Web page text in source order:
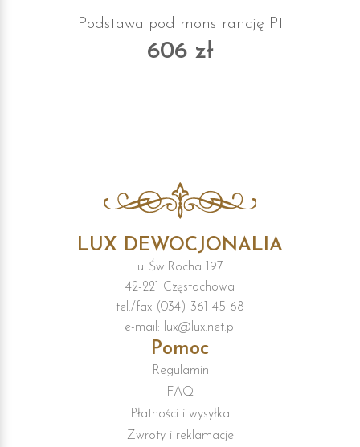
Podstawa pod monstrancję P1
606 zł
LUX DEWOCJONALIA
ul.Św.Rocha 197
42-221 Częstochowa
tel./fax (034) 361 45 68
e-mail: lux@lux.net.pl
Pomoc
Regulamin
FAQ
Płatności i wysyłka
Zwroty i reklamacje